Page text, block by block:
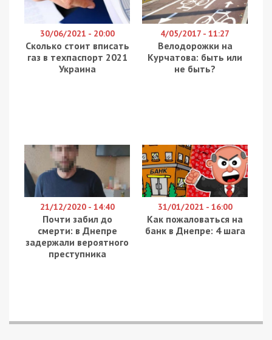
30/06/2021 - 20:00
Сколько стоит вписать
газ в техпаспорт 2021
Украина
4/05/2017 - 11:27
Велодорожки на
Курчатова: быть или
не быть?
21/12/2020 - 14:40
Почти забил до
смерти: в Днепре
задержали вероятного
преступника
31/01/2021 - 16:00
Как пожаловаться на
банк в Днепре: 4 шага